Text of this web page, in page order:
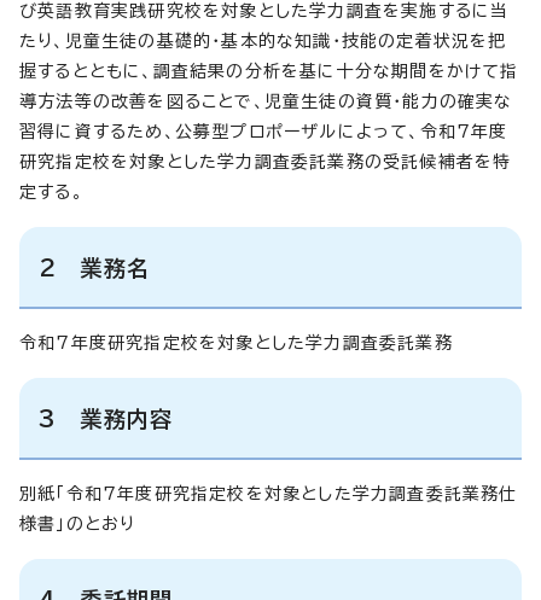
び英語教育実践研究校を対象とした学力調査を実施するに当
たり、児童生徒の基礎的・基本的な知識・技能の定着状況を把
握するとともに、調査結果の分析を基に十分な期間をかけて指
導方法等の改善を図ることで、児童生徒の資質・能力の確実な
習得に資するため、公募型プロポーザルによって、令和7年度
研究指定校を対象とした学力調査委託業務の受託候補者を特
定する。
2 業務名
令和7年度研究指定校を対象とした学力調査委託業務
3 業務内容
別紙「令和7年度研究指定校を対象とした学力調査委託業務仕
様書」のとおり